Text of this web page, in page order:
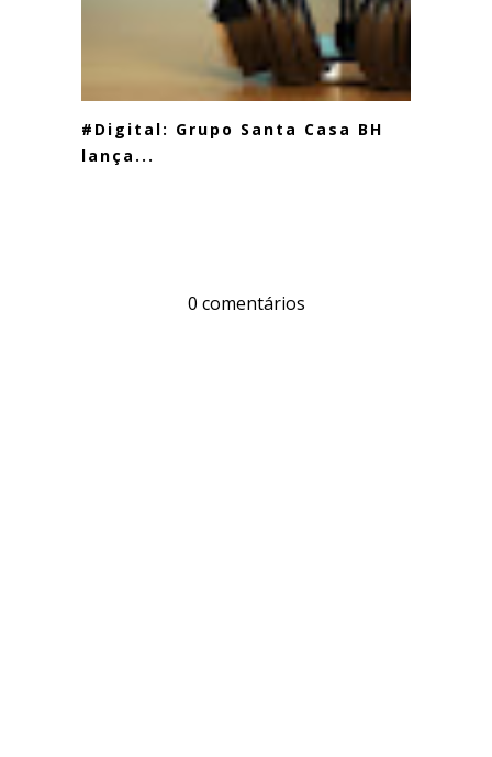
#Digital: Grupo Santa Casa BH
lança...
0 comentários